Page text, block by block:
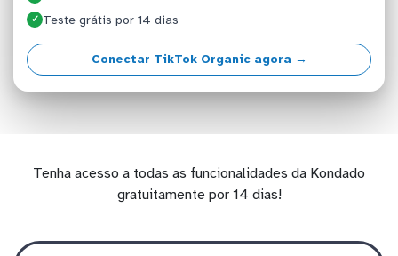
✓ Teste grátis por 14 dias
Conectar TikTok Organic agora →
Tenha acesso a todas as funcionalidades da Kondado
gratuitamente por 14 dias!